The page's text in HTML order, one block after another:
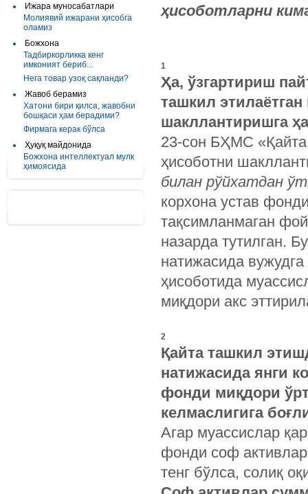
Ижара муносабатлари
Молиявий ижарани ҳисобга
оламиз
Божхона
Тадбиркорликка кенг
имконият бериб...
Нега товар узоқ сақланди?
Жавоб берамиз
Хатони бири қилса, жавобни
бошқаси ҳам берадими?
Фирмага керак бўлса
Ҳуқуқ майдонида
Божхона интеллектуал мулк
ҳимоясида
ҳисоботларни
1
Ҳа, ўзгартириш
ташкил
шакллантиришга
23-сон БҲМС
ҳисоботни
билан рўйхатдан
корхона устав
тақсимланмаган
назарда тутилган.
натижасида
ҳисоботида
миқдори акс
2
Қайта ташкил
натижасида янги
фонди миқдори
келмаслигига
Агар муассислар
фонди соф
тенг бўлса, солиқ